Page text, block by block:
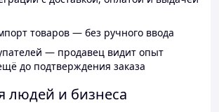
товаров — без ручного ввода
— продавец видит опыт
до подтверждения заказа
людей и бизнеса